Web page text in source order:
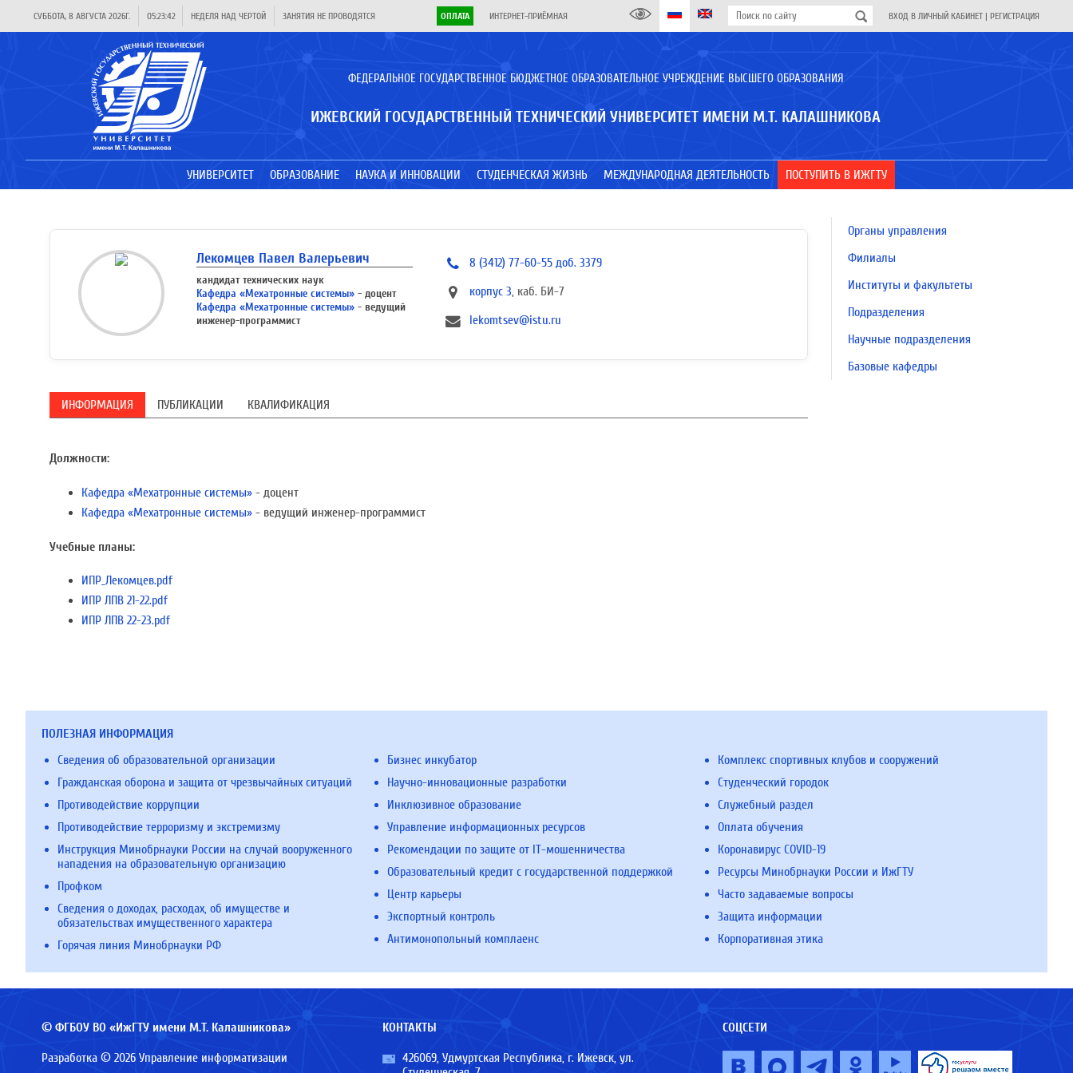
СУББОТА, 8 АВГУСТА 2026Г. 05:23:42 НЕДЕЛЯ НАД ЧЕРТОЙ ЗАНЯТИЯ НЕ ПРОВОДЯТСЯ ОПЛАТА ИНТЕРНЕТ-ПРИЁМНАЯ ВХОД В ЛИЧНЫЙ КАБИНЕТ | РЕГИСТРАЦИЯ
ФЕДЕРАЛЬНОЕ ГОСУДАРСТВЕННОЕ БЮДЖЕТНОЕ ОБРАЗОВАТЕЛЬНОЕ УЧРЕЖДЕНИЕ ВЫСШЕГО ОБРАЗОВАНИЯ
ИЖЕВСКИЙ ГОСУДАРСТВЕННЫЙ ТЕХНИЧЕСКИЙ УНИВЕРСИТЕТ ИМЕНИ М.Т. КАЛАШНИКОВА
УНИВЕРСИТЕТ ОБРАЗОВАНИЕ НАУКА И ИННОВАЦИИ СТУДЕНЧЕСКАЯ ЖИЗНЬ МЕЖДУНАРОДНАЯ ДЕЯТЕЛЬНОСТЬ ПОСТУПИТЬ В ИЖГТУ
Лекомцев Павел Валерьевич
кандидат технических наук
Кафедра «Мехатронные системы» - доцент
Кафедра «Мехатронные системы» - ведущий
инженер-программист
8 (3412) 77-60-55 доб. 3379
корпус 3, каб. БИ-7
lekomtsev@istu.ru
ИНФОРМАЦИЯ ПУБЛИКАЦИИ КВАЛИФИКАЦИЯ
Должности:
Кафедра «Мехатронные системы» - доцент
Кафедра «Мехатронные системы» - ведущий инженер-программист
Учебные планы:
ИПР_Лекомцев.pdf
ИПР ЛПВ 21-22.pdf
ИПР ЛПВ 22-23.pdf
Органы управления
Филиалы
Институты и факультеты
Подразделения
Научные подразделения
Базовые кафедры
ПОЛЕЗНАЯ ИНФОРМАЦИЯ
Сведения об образовательной организации
Гражданская оборона и защита от чрезвычайных ситуаций
Противодействие коррупции
Противодействие терроризму и экстремизму
Инструкция Минобрнауки России на случай вооруженного
нападения на образовательную организацию
Профком
Сведения о доходах, расходах, об имуществе и
обязательствах имущественного характера
Горячая линия Минобрнауки РФ
Бизнес инкубатор
Научно-инновационные разработки
Инклюзивное образование
Управление информационных ресурсов
Рекомендации по защите от IT-мошенничества
Образовательный кредит с государственной поддержкой
Центр карьеры
Экспортный контроль
Антимонопольный комплаенс
Комплекс спортивных клубов и сооружений
Студенческий городок
Служебный раздел
Оплата обучения
Коронавирус COVID-19
Ресурсы Минобрнауки России и ИжГТУ
Часто задаваемые вопросы
Защита информации
Корпоративная этика
© ФГБОУ ВО «ИжГТУ имени М.Т. Калашникова»
Разработка © 2026 Управление информатизации
КОНТАКТЫ
426069, Удмуртская Республика, г. Ижевск, ул.
СОЦСЕТИ